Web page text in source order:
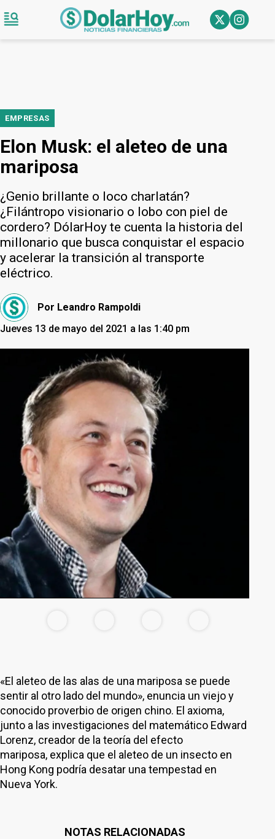
EMPRESAS
Elon Musk: el aleteo de una
mariposa
¿Genio brillante o loco charlatán?
¿Filántropo visionario o lobo con piel de
cordero? DólarHoy te cuenta la historia del
millonario que busca conquistar el espacio
y acelerar la transición al transporte
eléctrico.
Por Leandro Rampoldi
Jueves 13 de mayo del 2021 a las 1:40 pm
«El aleteo de las alas de una mariposa se puede
sentir al otro lado del mundo», enuncia un viejo y
conocido proverbio de origen chino. El axioma,
junto a las investigaciones del matemático Edward
Lorenz, creador de la teoría del efecto
mariposa, explica que el aleteo de un insecto en
Hong Kong podría desatar una tempestad en
Nueva York.
NOTAS RELACIONADAS